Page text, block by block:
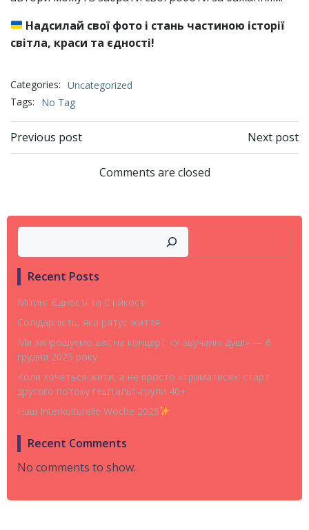
Надсилай свої фото і стань частиною історії
світла, краси та єдності!
Categories: Uncategorized
Tags:
No Tag
Post
navigation
Previous post
navigation
Next post
Comments are closed
Search
Recent Posts
Мітинг Єдності та Стійкості
Солідарність, яка рятує життя
Ми запрошуємо вас на концерт «У звучанні душі» — 6
грудня 2025 року
Коли хочеться жити, а не просто «триматися»: старт
другого потоку гештальт-групи 40+
Наш Interkulturelle Woche 2025
Recent Comments
No comments to show.